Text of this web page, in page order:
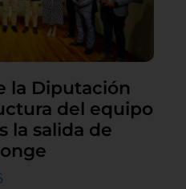
la Diputación
del equipo
la salida de